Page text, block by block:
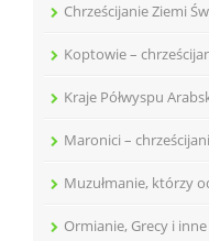
Chrześcijanie Ziemi
Koptowie –
Kraje Półwyspu
Maronici –
Muzułmanie, którzy
Ormianie, Grecy i